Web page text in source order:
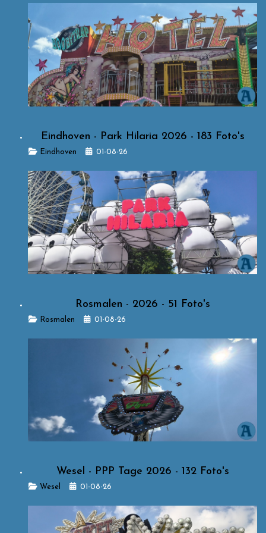
Eindhoven - Park Hilaria 2026 - 183 Foto's
DetailsEindhoven 01-08-26
Rosmalen - 2026 - 51 Foto's
DetailsRosmalen 01-08-26
Wesel - PPP Tage 2026 - 132 Foto's
Details
Wesel 01-08-26